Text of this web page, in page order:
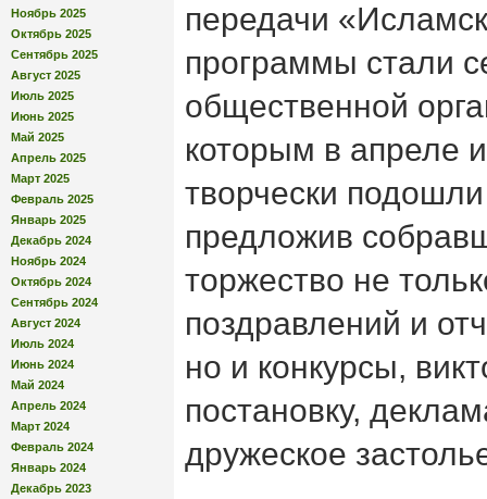
Ноябрь 2025
Октябрь 2025
Сентябрь 2025
Август 2025
Июль 2025
Июнь 2025
Май 2025
Апрель 2025
Март 2025
Февраль 2025
Январь 2025
Декабрь 2024
Ноябрь 2024
Октябрь 2024
Сентябрь 2024
Август 2024
Июль 2024
Июнь 2024
Май 2024
Апрель 2024
Март 2024
Февраль 2024
Январь 2024
Декабрь 2023
передачи
программы стали
общественной
которым в апреле
творчески
предложив
торжество не
поздравлений и
но и конкурсы,
постановку,
дружеское